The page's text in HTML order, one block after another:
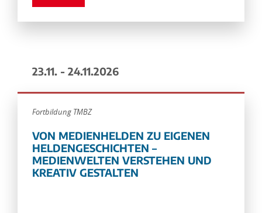
23.11. - 24.11.2026
Fortbildung TMBZ
VON MEDIENHELDEN ZU EIGENEN
HELDENGESCHICHTEN –
MEDIENWELTEN VERSTEHEN UND
KREATIV GESTALTEN